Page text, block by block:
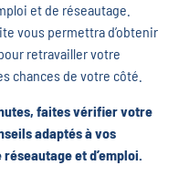
et de réseautage.
vous permettra d’obtenir
retravailler votre
chances de votre côté.
faites vérifier votre
adaptés à vos
et d’emploi.